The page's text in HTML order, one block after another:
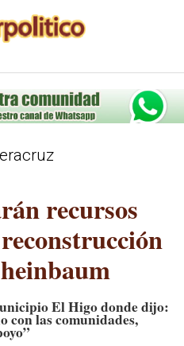
recursos
El Higo donde dijo:
con las comunidades,